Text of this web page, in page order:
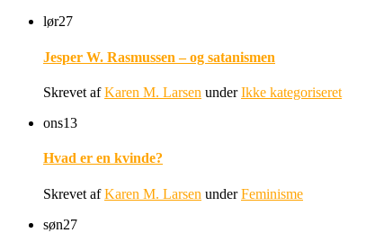
lør27
Jesper W. Rasmussen – og satanismen
Skrevet afKaren M. Larsen underIkke kategoriseret
ons13
Hvad er en kvinde?
Skrevet afKaren M. Larsen underFeminisme
søn27